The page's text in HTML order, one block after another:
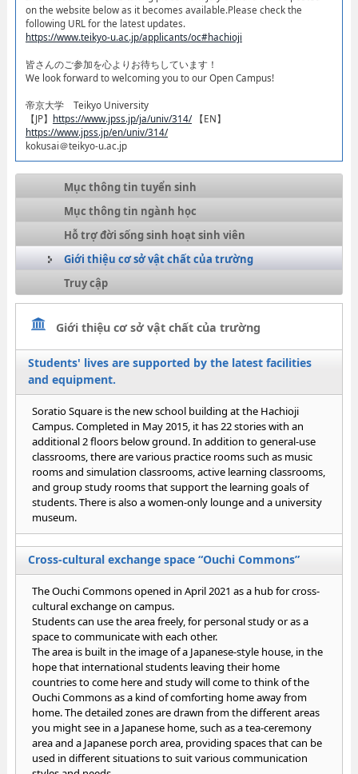
on the website below as it becomes available.Please check the
following URL for the latest updates.
https://www.teikyo-u.ac.jp/applicants/oc#hachioji
皆さんのご参加を心よりお待ちしています！​
We look forward to welcoming you to our Open Campus!​
帝京大学 Teikyo University
【JP】 https://www.jpss.jp/ja/univ/314/【EN】
https://www.jpss.jp/en/univ/314/
kokusai＠teikyo-u.ac.jp
Mục thông tin tuyển sinh
Mục thông tin ngành học
Hỗ trợ đời sống sinh hoạt sinh viên
Giới thiệu cơ sở vật chất của trường
Truy cập
Giới thiệu cơ sở vật chất của trường
Students' lives are supported by the latest facilities
and equipment.
Soratio Square is the new school building at the Hachioji
Campus. Completed in May 2015, it has 22 stories with an
additional 2 floors below ground. In addition to general-use
classrooms, there are various practice rooms such as music
rooms and simulation classrooms, active learning classrooms,
and group study rooms that support the learning goals of
students. There is also a women-only lounge and a university
museum.
Cross-cultural exchange space “Ouchi Commons”
The Ouchi Commons opened in April 2021 as a hub for cross-
cultural exchange on campus.
Students can use the area freely, for personal study or as a
space to communicate with each other.
The area is built in the image of a Japanese-style house, in the
hope that international students leaving their home
countries to come here and study will come to think of the
Ouchi Commons as a kind of comforting home away from
home. The detailed zones are drawn from the different areas
you might see in a Japanese home, such as a tea-ceremony
area and a Japanese porch area, providing spaces that can be
used in different situations to suit various communication